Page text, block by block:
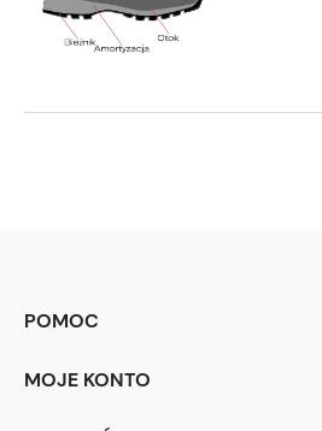
POMOC
MOJE KONTO